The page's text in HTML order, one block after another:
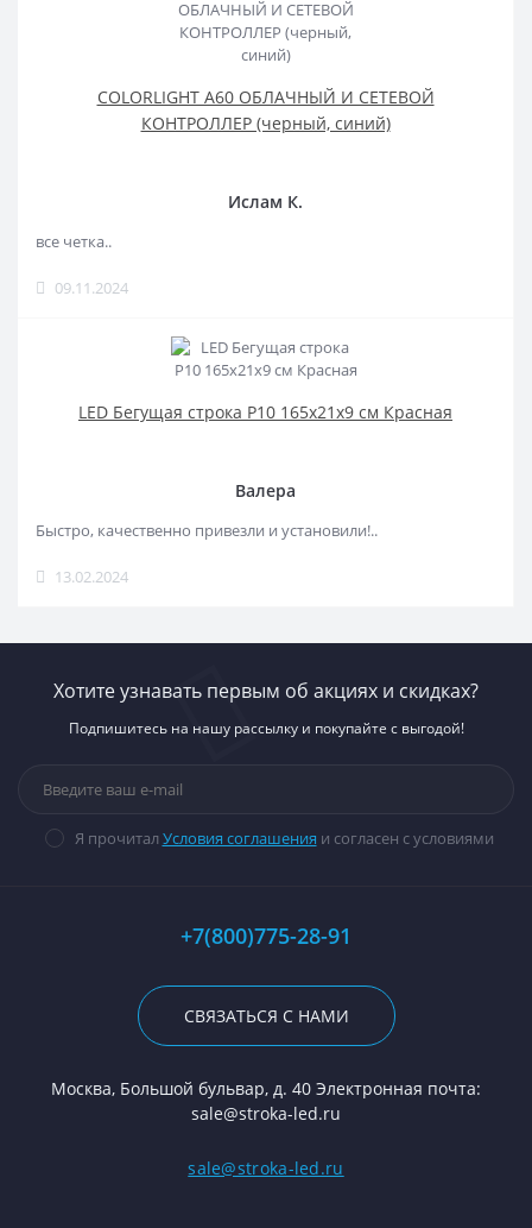
COLORLIGHT A60 ОБЛАЧНЫЙ И СЕТЕВОЙ
КОНТРОЛЛЕР (черный, синий)
Ислам К.
все четка..
09.11.2024
LED Бегущая строка Р10 165x21x9 см Красная
Валера
Быстро, качественно привезли и установили!..
13.02.2024
Хотите узнавать первым об акциях и скидках?
Подпишитесь на нашу рассылку и покупайте с выгодой!
Я прочитал Условия соглашения и согласен с условиями
+7(800)775-28-91
СВЯЗАТЬСЯ С НАМИ
Москва, Большой бульвар, д. 40 Электронная почта:
sale@stroka-led.ru
sale@stroka-led.ru